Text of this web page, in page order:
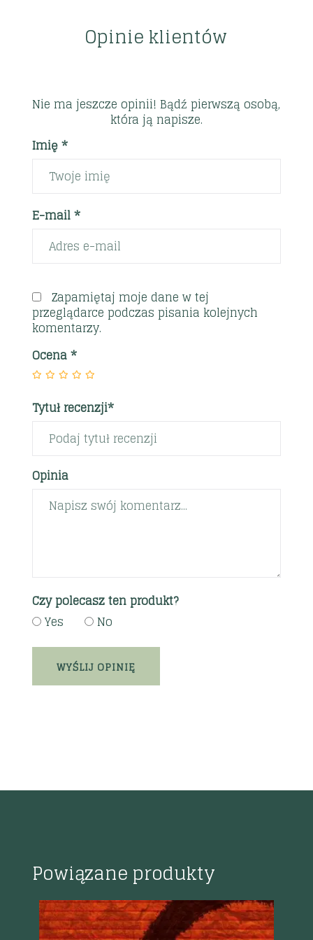
Opinie klientów
Nie ma jeszcze opinii! Bądź pierwszą osobą,
która ją napisze.
Imię *
E-mail *
Zapamiętaj moje dane w tej
przeglądarce podczas pisania kolejnych
komentarzy.
Ocena*
Tytuł recenzji*
Opinia
Czy polecasz ten produkt?
Yes
No
Powiązane produkty